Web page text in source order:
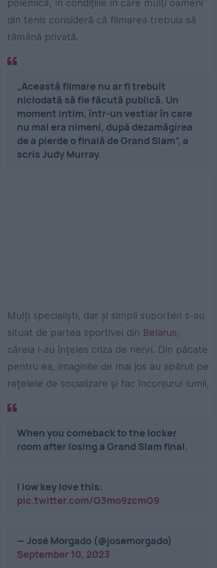
polemică, în condițiile în care mulți oameni
din tenis consideră că filmarea trebuia să
rămână privată.
„Această filmare nu ar fi trebuit
niciodată să fie făcută publică. Un
moment intim, într-un vestiar în care
nu mai era nimeni, după dezamăgirea
de a pierde o finală de Grand Slam”, a
scris Judy Murray.
Mulți specialiști, dar și simpli suporteri s-au
situat de partea sportivei din Belarus,
căreia i-au înțeles criza de nervi. Din păcate
pentru ea, imaginile de mai jos au apărut pe
rețelele de socializare și fac înconjurul lumii,
When you comeback to the locker
room after losing a Grand Slam final.
I low key love this:
pic.twitter.com/G3mo9zcmG9
— José Morgado (@josemorgado)
September 10, 2023